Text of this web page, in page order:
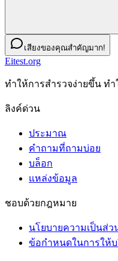
เสียงของคุณสำคัญมาก!
Eitest.org
ทําให้การสํารวจง่ายขึ้น ทํ
ลิงค์ด่วน
ประมาณ
คำถามที่ถามบ่อย
บล็อก
แหล่งข้อมูล
ชอบด้วยกฎหมาย
นโยบายความเป็นส่ว
ข้อกําหนดในการให้บ